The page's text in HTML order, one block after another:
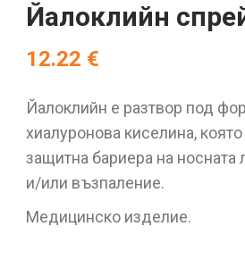
Йалоклийн
12.22 €
Йалоклийн е разтвор под
хиалуронова киселина,
защитна бариера на носната
и/или възпаление.
Медицинско изделие.